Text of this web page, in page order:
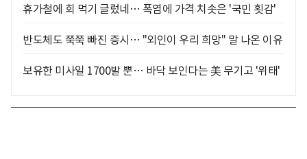
휴가철에 회 먹기 글렀네… 폭염에 가격 치솟은 '국민 횟감'
반도체도 쭉쭉 빠진 증시… "외인이 우리 희망" 말 나온 이유
보유한 미사일 1700발 뿐… 바닥 보인다는 美 무기고 '위태'